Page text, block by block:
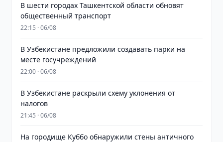
В шести городах Ташкентской области обновят
общественный транспорт
22:15 · 06/08
В Узбекистане предложили создавать парки на
месте госучреждений
22:00 · 06/08
В Узбекистане раскрыли схему уклонения от
налогов
21:45 · 06/08
На городище Куббо обнаружили стены античного